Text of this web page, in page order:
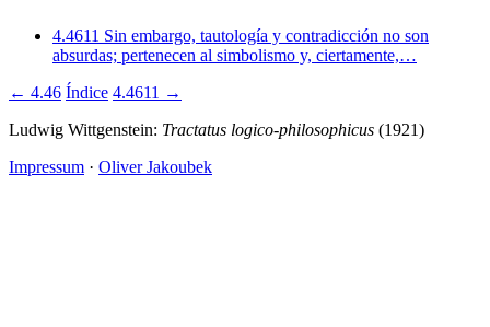
4.4611 Sin embargo, tautología y contradicción no son
absurdas; pertenecen al simbolismo y, ciertamente,…
← 4.46 Índice 4.4611 →
Ludwig Wittgenstein: Tractatus logico-philosophicus (1921)
Impressum · Oliver Jakoubek